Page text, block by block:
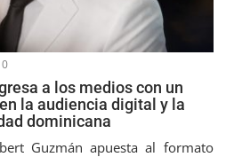
0
a los medios con un
la audiencia digital y la
dominicana
Guzmán apuesta al formato